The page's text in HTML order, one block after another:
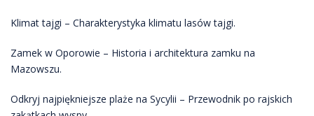
Klimat tajgi – Charakterystyka klimatu lasów tajgi.
Zamek w Oporowie – Historia i architektura zamku na
Mazowszu.
Odkryj najpiękniejsze plaże na Sycylii – Przewodnik po rajskich